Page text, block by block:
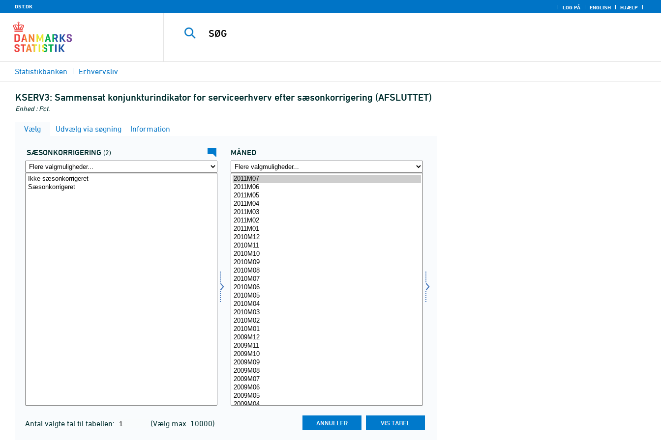
DST.DK LOG PÅ ENGLISH HJÆLP
Statistikbanken Erhvervsliv
KSERV3: Sammensat konjunkturindikator for serviceerhverv efter sæsonkorrigering (AFSLUTTET)
Enhed : Pct.
Vælg Udvælg via søgning Information
SÆSONKORRIGERING (2) MÅNED
Antal valgte tal til tabellen: (Vælg max. 10000)